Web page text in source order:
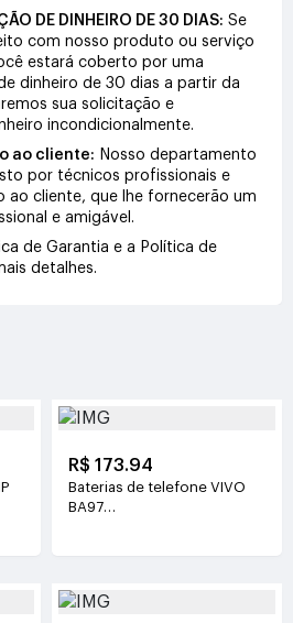
DE DINHEIRO DE 30 DIAS: Se
com nosso produto ou serviço
estará coberto por uma
dinheiro de 30 dias a partir da
sua solicitação e
incondicionalmente.
ao cliente: Nosso departamento
por técnicos profissionais e
ao cliente, que lhe fornecerão um
e amigável.
de Garantia e a Política de
detalhes.
R$ 173.94
Baterias de telefone VIVO
BA97